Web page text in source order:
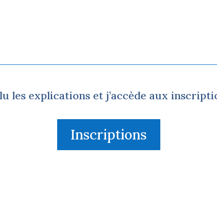
lu les explications et j’accède aux
Inscriptions